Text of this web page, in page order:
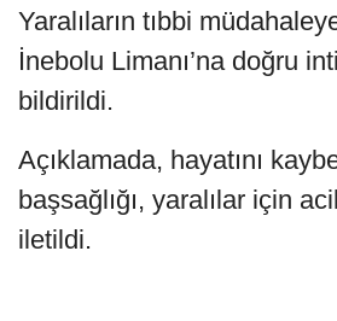
Yaralıların tıbbi
İnebolu Limanı’na doğru
bildirildi.
Açıklamada, hayatını
başsağlığı, yaralılar için
iletildi.